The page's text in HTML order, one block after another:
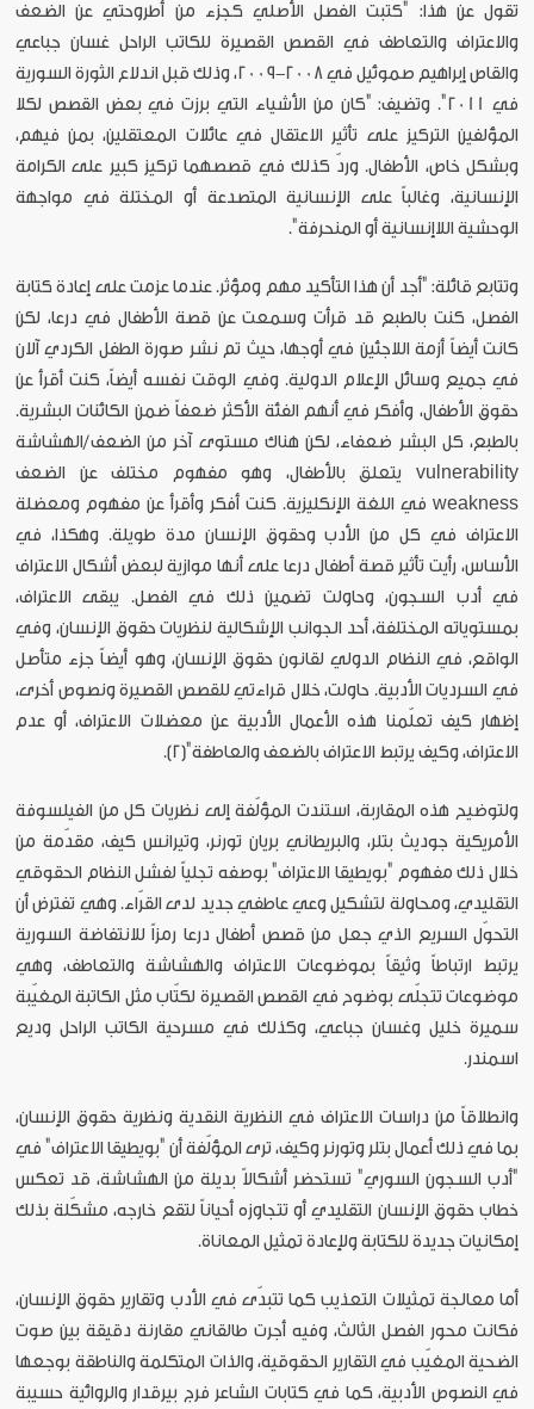
تقول عن هذا: "كتبتُ الفصل الأصلي كجزء من أطروحتي عن الضعف
والاعتراف والتعاطف في القصص القصيرة للكاتب الراحل غسان جباعي
والقاص إبراهيم صموئيل في 2008-2009، وذلك قبل اندلاع الثورة السورية
في 2011". وتضيف: "كان من الأشياء التي برزت في بعض القصص لكلا
المؤلفين التركيز على تأثير الاعتقال في عائلات المعتقلين، بمن فيهم،
وبشكل خاص، الأطفال. وردّ كذلك في قصصهما تركيز كبير على الكرامة
الإنسانية، وغالباً على الإنسانية المتصدعة أو المختلة في مواجهة
الوحشية اللاإنسانية أو المنحرفة".
وتتابع قائلة: "أجد أن هذا التأكيد مهم ومؤثر. عندما عزمت على إعادة كتابة
الفصل، كنت بالطبع قد قرأت وسمعت عن قصة الأطفال في درعا، لكن
كانت أيضاً أزمة اللاجئين في أوجها، حيث تم نشر صورة الطفل الكردي آلان
في جميع وسائل الإعلام الدولية. وفي الوقت نفسه أيضاً، كنت أقرأ عن
حقوق الأطفال، وأفكر في أنهم الفئة الأكثر ضعفاً ضمن الكائنات البشرية.
بالطبع، كل البشر ضعفاء، لكن هناك مستوى آخر من الضعف/الهشاشة
vulnerability يتعلق بالأطفال، وهو مفهوم مختلف عن الضعف
weakness في اللغة الإنكليزية. كنت أفكر وأقرأ عن مفهوم ومعضلة
الاعتراف في كل من الأدب وحقوق الإنسان مدة طويلة. وهكذا، في
الأساس، رأيت تأثير قصة أطفال درعا على أنها موازية لبعض أشكال الاعتراف
في أدب السجون، وحاولت تضمين ذلك في الفصل. يبقى الاعتراف،
بمستوياته المختلفة، أحد الجوانب الإشكالية لنظريات حقوق الإنسان، وفي
الواقع، في النظام الدولي لقانون حقوق الإنسان، وهو أيضاً جزء متأصل
في السرديات الأدبية. حاولت، خلال قراءتي للقصص القصيرة ونصوص أخرى،
إظهار كيف تعلّمنا هذه الأعمال الأدبية عن معضلات الاعتراف، أو عدم
الاعتراف، وكيف يرتبط الاعتراف بالضعف والعاطفة"[2].
ولتوضيح هذه المقاربة، استندت المؤلّفة إلى نظريات كل من الفيلسوفة
الأمريكية جوديث بتلر، والبريطاني بريان تورنر، وتيرانس كيف، مقدّمة من
خلال ذلك مفهوم "بويطيقا الاعتراف" بوصفه تجلياً لفشل النظام الحقوقي
التقليدي، ومحاولة لتشكيل وعي عاطفي جديد لدى القرّاء. وهي تفترض أن
التحوّل السريع الذي جعل من قصص أطفال درعا رمزاً للانتفاضة السورية
يرتبط ارتباطاً وثيقاً بموضوعات الاعتراف والهشاشة والتعاطف، وهي
موضوعات تتجلّى بوضوح في القصص القصيرة لكتّاب مثل الكاتبة المغيّبة
سميرة خليل وغسان جباعي، وكذلك في مسرحية الكاتب الراحل وديع
اسمندر.
وانطلاقاً من دراسات الاعتراف في النظرية النقدية ونظرية حقوق الإنسان،
بما في ذلك أعمال بتلر وتورنر وكيف، ترى المؤلّفة أن "بويطيقا الاعتراف" في
"أدب السجون السوري" تستحضر أشكالاً بديلة من الهشاشة، قد تعكس
خطاب حقوق الإنسان التقليدي أو تتجاوزه أحياناً لتقع خارجه، مشكّلة بذلك
إمكانيات جديدة للكتابة ولإعادة تمثيل المعاناة.
أما معالجة تمثيلات التعذيب كما تتبدّى في الأدب وتقارير حقوق الإنسان،
فكانت محور الفصل الثالث، وفيه أجرت طالقاني مقارنة دقيقة بين صوت
الضحية المغيّب في التقارير الحقوقية، والذات المتكلمة والناطقة بوجعها
في النصوص الأدبية، كما في كتابات الشاعر فرج بيرقدار والروائية حسيبة